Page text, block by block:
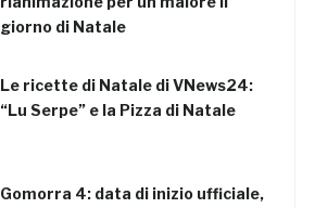
giorno di Natale
Le ricette di Natale di VNews24:
“Lu Serpe” e la Pizza di Natale
Gomorra 4: data di inizio ufficiale,